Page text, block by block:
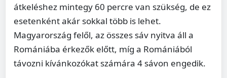
átkeléshez mintegy 60 percre van szükség, de ez
esetenként akár sokkal több is lehet.
Magyarország felől, az összes sáv nyitva áll a
Romániába érkezők előtt, míg a Romániából
távozni kívánkozókat számára 4 sávon engedik.